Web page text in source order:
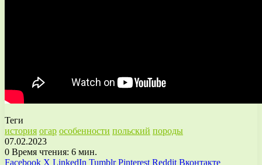
Теги
история огар особенности польский породы
07.02.2023
0 Время чтения: 6 мин.
Facebook X LinkedIn Tumblr Pinterest Reddit Вконтакте